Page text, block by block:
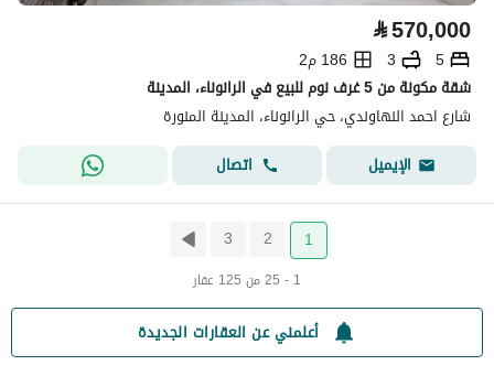
⃁570,000
5
3
186 م2
شقة مكونة من 5 غرف نوم للبيع في الرانوناء، المدينة
شارع احمد النهاوندي، حي الرانوناء، المدينة المنورة
الإيميل
اتصال
1
2
3
1 - 25 من 125 عقار
أعلمني عن العقارات الجديدة